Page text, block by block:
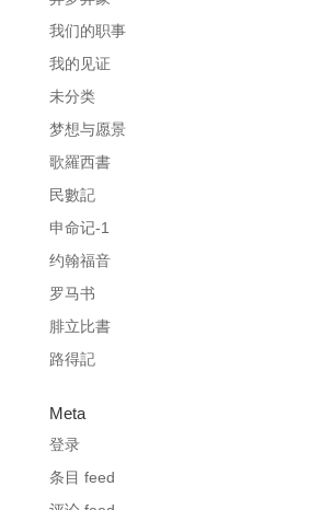
我们的职事
我的见证
未分类
梦想与愿景
歌羅西書
民數記
申命记-1
约翰福音
罗马书
腓立比書
路得記
Meta
登录
条目 feed